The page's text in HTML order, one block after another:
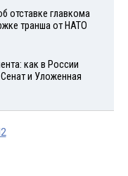
отставке главкома
транша от НАТО
как в России
и Уложенная